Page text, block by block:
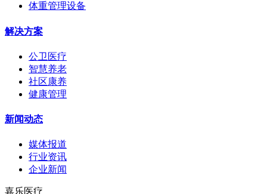
体重管理设备
解决方案
公卫医疗
智慧养老
社区康养
健康管理
新闻动态
媒体报道
行业资讯
企业新闻
嘉乐医疗